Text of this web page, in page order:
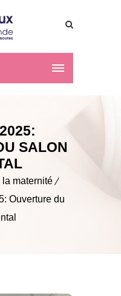
SALON
maternité
Ouverture du